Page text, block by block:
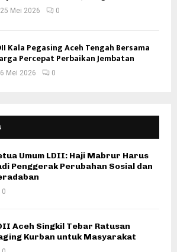
25 Mei 2026 0
Kala Pegasing Aceh Tengah Bersama
Percepat Perbaikan Jembatan
6 Mei 2026 0
Umum LDII: Haji Mabrur Harus
Penggerak Perubahan Sosial dan
0
Aceh Singkil Tebar Ratusan
Kurban untuk Masyarakat